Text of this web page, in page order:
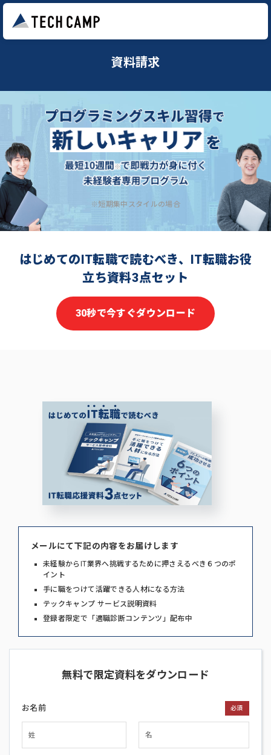
資料請求
※短期集中スタイルの場合
はじめてのIT転職で読むべき、IT転職お役
立ち資料3点セット
30秒で今すぐダウンロード
メールにて下記の内容をお届けします
未経験からIT業界へ挑戦するために押さえるべき６つのポ
イント
手に職をつけて活躍できる人材になる方法
テックキャンプ サービス説明資料
登録者限定で「適職診断コンテンツ」配布中
無料で限定資料をダウンロード
お名前 必須